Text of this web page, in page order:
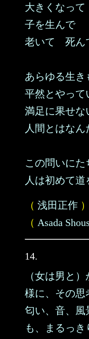
大きくなって
子を生んで
老いて 死ん
あらゆる生き
平然とやって
満足に果せな
人間とはなん
この問いにた
人は初めて道
（ 浅田正作 ）
（ Asada
14.
（女は男と
様に、その思
匂い、音、風
も、まるっき